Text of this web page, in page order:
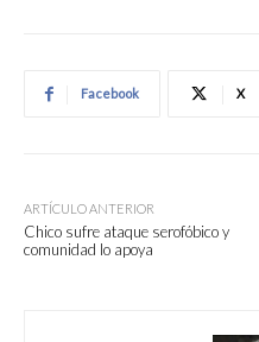
Facebook X
ARTÍCULO ANTERIOR
Chico sufre ataque serofóbico y
comunidad lo apoya